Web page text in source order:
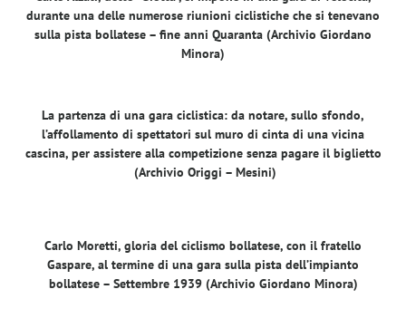
durante una delle numerose riunioni ciclistiche che si tenevano
sulla pista bollatese – fine anni Quaranta (Archivio Giordano
Minora)
La partenza di una gara ciclistica: da notare, sullo sfondo,
l’affollamento di spettatori sul muro di cinta di una vicina
cascina, per assistere alla competizione senza pagare il biglietto
(Archivio Origgi – Mesini)
Carlo Moretti, gloria del ciclismo bollatese, con il fratello
Gaspare, al termine di una gara sulla pista dell’impianto
bollatese – Settembre 1939 (Archivio Giordano Minora)